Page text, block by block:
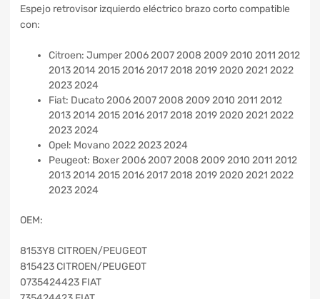
Espejo retrovisor izquierdo eléctrico brazo corto compatible
con:
Citroen: Jumper 2006 2007 2008 2009 2010 2011 2012
2013 2014 2015 2016 2017 2018 2019 2020 2021 2022
2023 2024
Fiat: Ducato 2006 2007 2008 2009 2010 2011 2012
2013 2014 2015 2016 2017 2018 2019 2020 2021 2022
2023 2024
Opel: Movano 2022 2023 2024
Peugeot: Boxer 2006 2007 2008 2009 2010 2011 2012
2013 2014 2015 2016 2017 2018 2019 2020 2021 2022
2023 2024
OEM:
8153Y8 CITROEN/PEUGEOT
815423 CITROEN/PEUGEOT
0735424423 FIAT